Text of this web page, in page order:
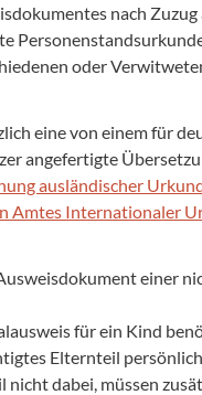
nach
oder
eine von einem für
angefertigte
ausländischer
Amtes Internationaler
einer
für ein Kind
Elternteil persönlich
nicht dabei, müssen